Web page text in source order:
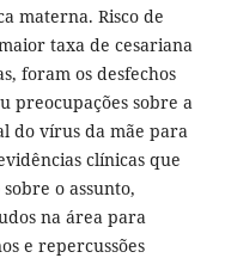
materna. Risco de
taxa de cesariana
foram os desfechos
preocupações sobre a
do vírus da mãe para
clínicas que
o assunto,
na área para
e repercussões